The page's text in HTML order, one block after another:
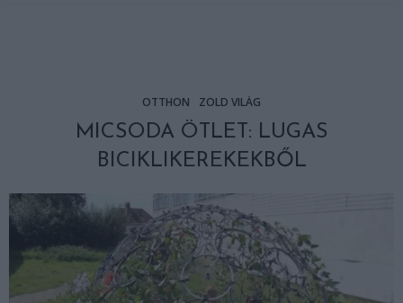
OTTHON ZÖLD VILÁG
MICSODA ÖTLET: LUGAS
BICIKLIKEREKEKBŐL